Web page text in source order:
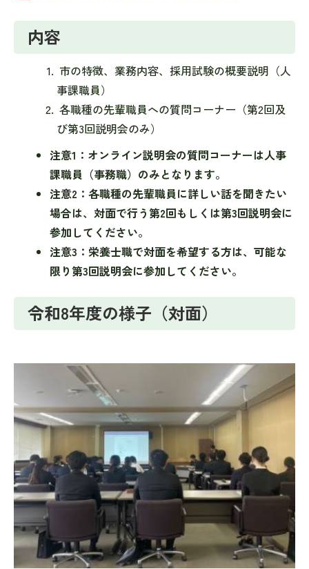
内容
市の特徴、業務内容、採用試験の概要説明（人
事課職員）
各職種の先輩職員への質問コーナー（第2回及
び第3回説明会のみ）
注意1：オンライン説明会の質問コーナーは人事
課職員（事務職）のみとなります。
注意2：各職種の先輩職員に詳しい話を聞きたい
場合は、対面で行う第2回もしくは第3回説明会に
参加してください。
注意3：栄養士職で対面を希望する方は、可能な
限り第3回説明会に参加してください。
令和8年度の様子（対面）